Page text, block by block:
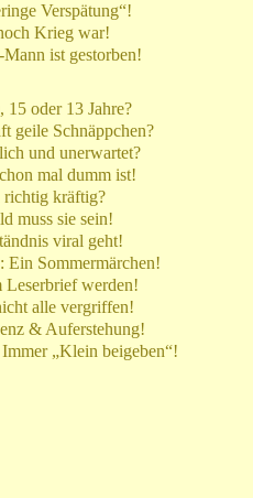
Verspätung“!
Krieg war!
ist gestorben!
oder 13 Jahre?
geile Schnäppchen?
und unerwartet?
mal dumm ist!
richtig kräftig?
muss sie sein!
viral geht!
Ein Sommermärchen!
Leserbrief werden!
alle vergriffen!
& Auferstehung!
„Klein beigeben“!